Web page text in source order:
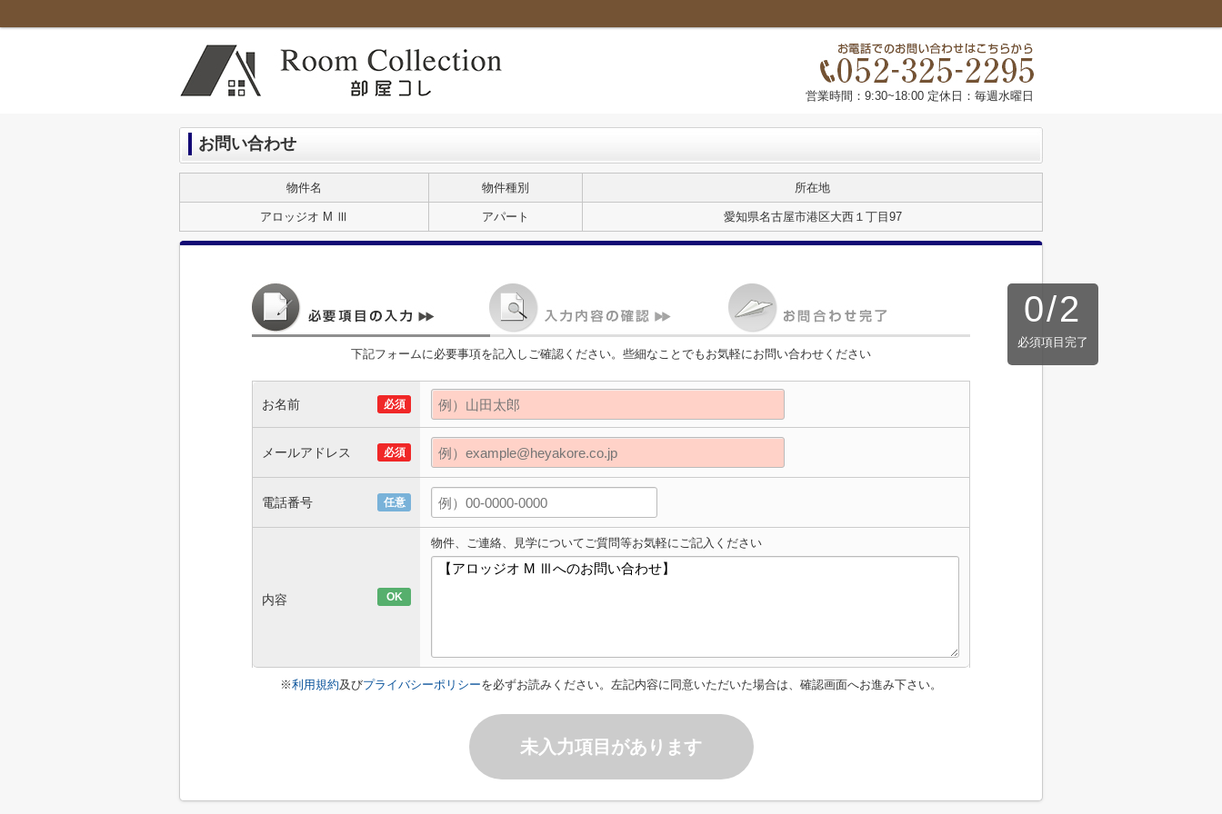
営業時間：9:30~18:00 定休日：毎週水曜日
お問い合わせ
物件名 物件種別 所在地
アロッジオ M Ⅲ アパート 愛知県名古屋市港区大西１丁目97
0/2
必須項目完了
下記フォームに必要事項を記入しご確認ください。些細なことでもお気軽にお問い合わせください
お名前 必須
メールアドレス 必須
電話番号 任意
内容 OK
物件、ご連絡、見学についてご質問等お気軽にご記入ください
※利用規約及びプライバシーポリシーを必ずお読みください。左記内容に同意いただいた場合は、確認画面へお進み下さい。
未入力項目があります